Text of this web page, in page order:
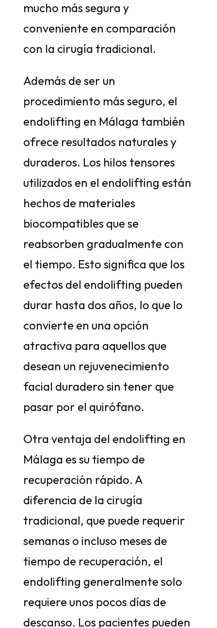
mucho más segura y
conveniente en comparación
con la cirugía tradicional.
Además de ser un
procedimiento más seguro, el
endolifting en Málaga también
ofrece resultados naturales y
duraderos. Los hilos tensores
utilizados en el endolifting están
hechos de materiales
biocompatibles que se
reabsorben gradualmente con
el tiempo. Esto significa que los
efectos del endolifting pueden
durar hasta dos años, lo que lo
convierte en una opción
atractiva para aquellos que
desean un rejuvenecimiento
facial duradero sin tener que
pasar por el quirófano.
Otra ventaja del endolifting en
Málaga es su tiempo de
recuperación rápido. A
diferencia de la cirugía
tradicional, que puede requerir
semanas o incluso meses de
tiempo de recuperación, el
endolifting generalmente solo
requiere unos pocos días de
descanso. Los pacientes pueden